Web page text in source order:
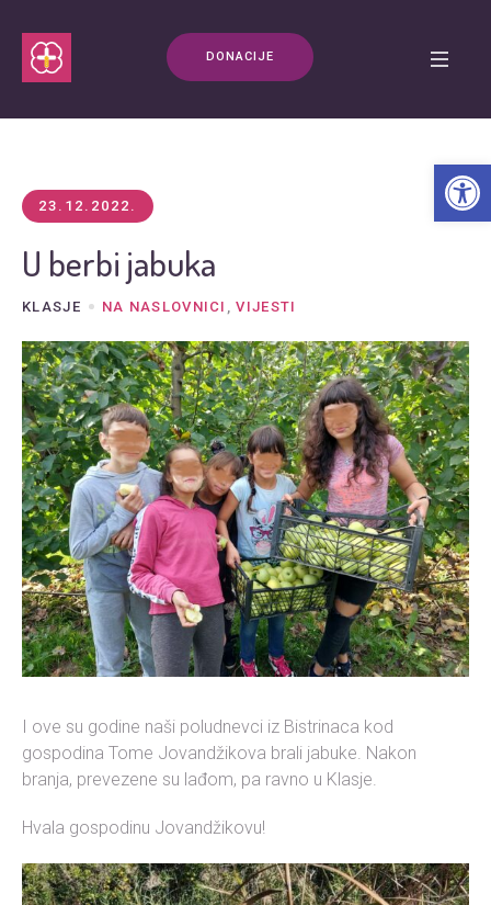
DONACIJE
23.12.2022.
U berbi jabuka
KLASJE NA NASLOVNICI ,VIJESTI
I ove su godine naši poludnevci iz Bistrinaca kod
gospodina Tome Jovandžikova brali jabuke. Nakon
branja, prevezene su lađom, pa ravno u Klasje.
Hvala gospodinu Jovandžikovu!